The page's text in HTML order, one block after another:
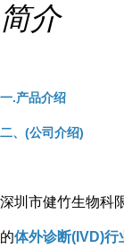
简介
一.产品介绍
二、(公司介绍)
深圳市健竹生物科
的体外诊断(IVD)行